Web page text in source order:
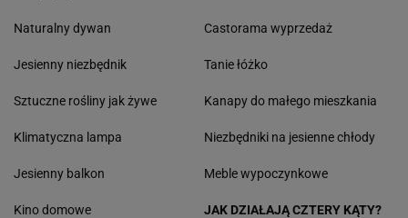
Naturalny dywan
Jesienny niezbędnik
Sztuczne rośliny jak żywe
Klimatyczna lampa
Jesienny balkon
Castorama wyprzedaż
Tanie łóżko
Kanapy do małego mieszkania
Niezbędniki na jesienne chłody
Meble wypoczynkowe
Kino domowe JAK DZIAŁAJĄ CZTERY KĄTY?